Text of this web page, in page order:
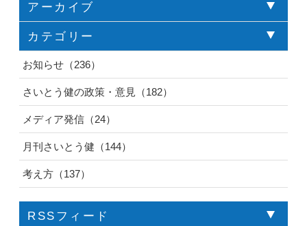
アーカイブ
カテゴリー
お知らせ（236）
さいとう健の政策・意見（182）
メディア発信（24）
月刊さいとう健（144）
考え方（137）
RSSフィード